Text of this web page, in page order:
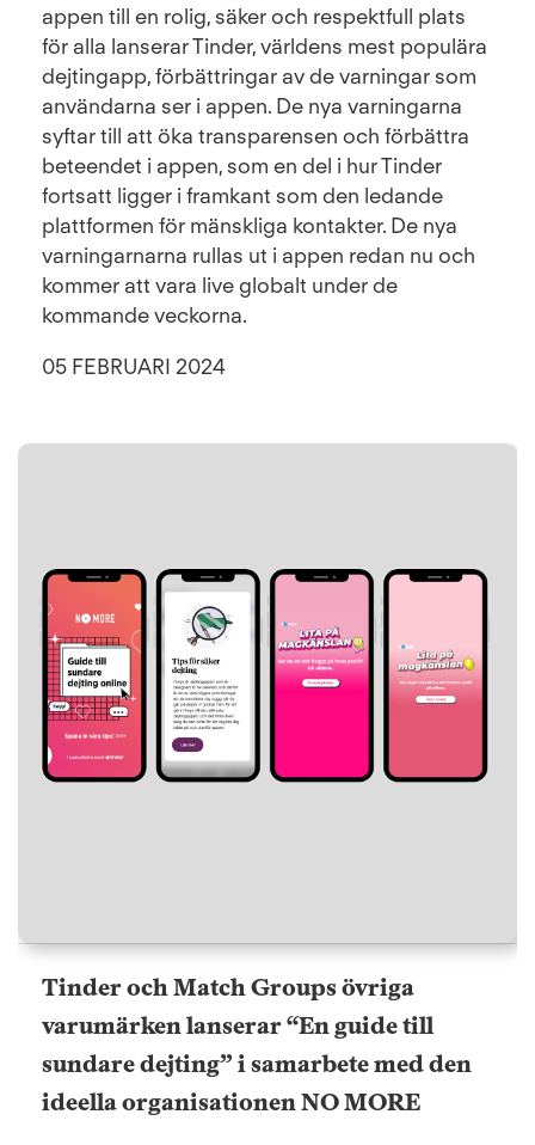
appen till en rolig, säker och respektfull plats
för alla lanserar Tinder, världens mest populära
dejtingapp, förbättringar av de varningar som
användarna ser i appen. De nya varningarna
syftar till att öka transparensen och förbättra
beteendet i appen, som en del i hur Tinder
fortsatt ligger i framkant som den ledande
plattformen för mänskliga kontakter. De nya
varningarnarna rullas ut i appen redan nu och
kommer att vara live globalt under de
kommande veckorna.
05 FEBRUARI 2024
Tinder och Match Groups övriga
varumärken lanserar “En guide till
sundare dejting” i samarbete med den
ideella organisationen NO MORE